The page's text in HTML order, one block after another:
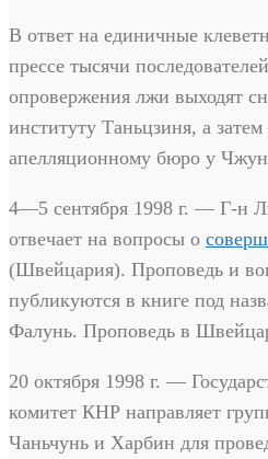
В ответ на единичные
прессе тысячи
опровержения лжи выходят
институту Таньцзиня, а
апелляционному бюро у
4—5 сентября 1998 г. — Г-н
отвечает на вопросы о
(Швейцария). Проповедь и
публикуются в книге под
Фалунь. Проповедь в
20 октября 1998 г. —
комитет КНР направляет
Чаньчунь и Харбин для